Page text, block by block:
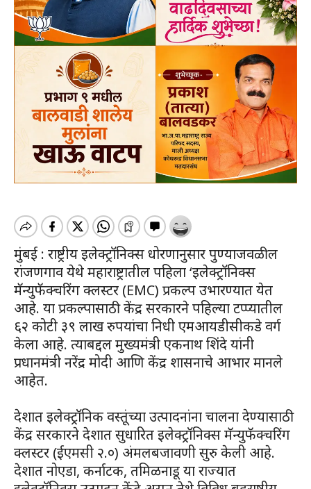
मुंबई : राष्ट्रीय इलेक्ट्रॉनिक्स धोरणानुसार पुण्याजवळील
रांजणगाव येथे महाराष्ट्रातील पहिला ‘इलेक्ट्रॉनिक्स
मॅन्युफॅक्चरिंग क्लस्टर (EMC) प्रकल्प उभारण्यात येत
आहे. या प्रकल्पासाठी केंद्र सरकारने पहिल्या टप्प्यातील
६२ कोटी ३९ लाख रुपयांचा निधी एमआयडीसीकडे वर्ग
केला आहे. त्याबद्दल मुख्यमंत्री एकनाथ शिंदे यांनी
प्रधानमंत्री नरेंद्र मोदी आणि केंद्र शासनाचे आभार मानले
आहेत.
देशात इलेक्ट्रॉनिक वस्तूंच्या उत्पादनांना चालना देण्यासाठी
केंद्र सरकारने देशात सुधारित इलेक्ट्रॉनिक्स मॅन्युफॅक्चरिंग
क्लस्टर (ईएमसी २.०) अंमलबजावणी सुरु केली आहे.
देशात नोएडा, कर्नाटक, तमिळनाडू या राज्यात